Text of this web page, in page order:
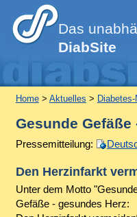
Das
DiabSite
Home> Aktuelles >
Gesunde
Pressemitteilung:
Den Herzinfarkt
Unter dem Motto
Gefäße - gesundes Herz: